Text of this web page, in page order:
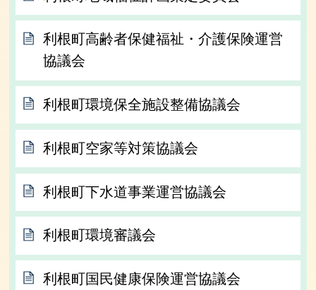
利根町高齢者保健福祉・介護保険運営
協議会
利根町環境保全施設整備協議会
利根町空家等対策協議会
利根町下水道事業運営協議会
利根町環境審議会
利根町国民健康保険運営協議会